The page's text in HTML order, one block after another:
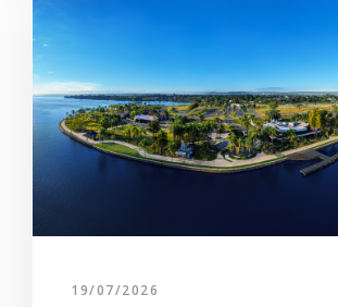
19/07/2026